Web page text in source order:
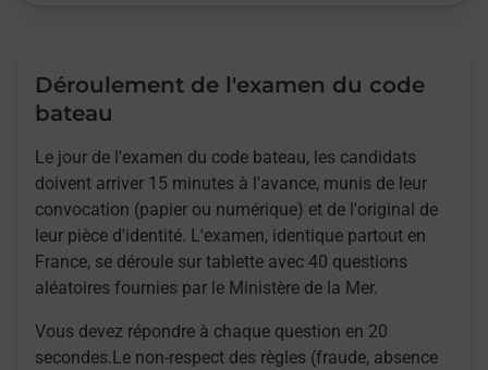
Déroulement de l'examen du code
bateau
Le jour de l'examen du code bateau, les candidats
doivent arriver 15 minutes à l'avance, munis de leur
convocation (papier ou numérique) et de l'original de
leur pièce d'identité. L'examen, identique partout en
France, se déroule sur tablette avec 40 questions
aléatoires fournies par le Ministère de la Mer.
Vous devez répondre à chaque question en 20
secondes.Le non-respect des règles (fraude, absence